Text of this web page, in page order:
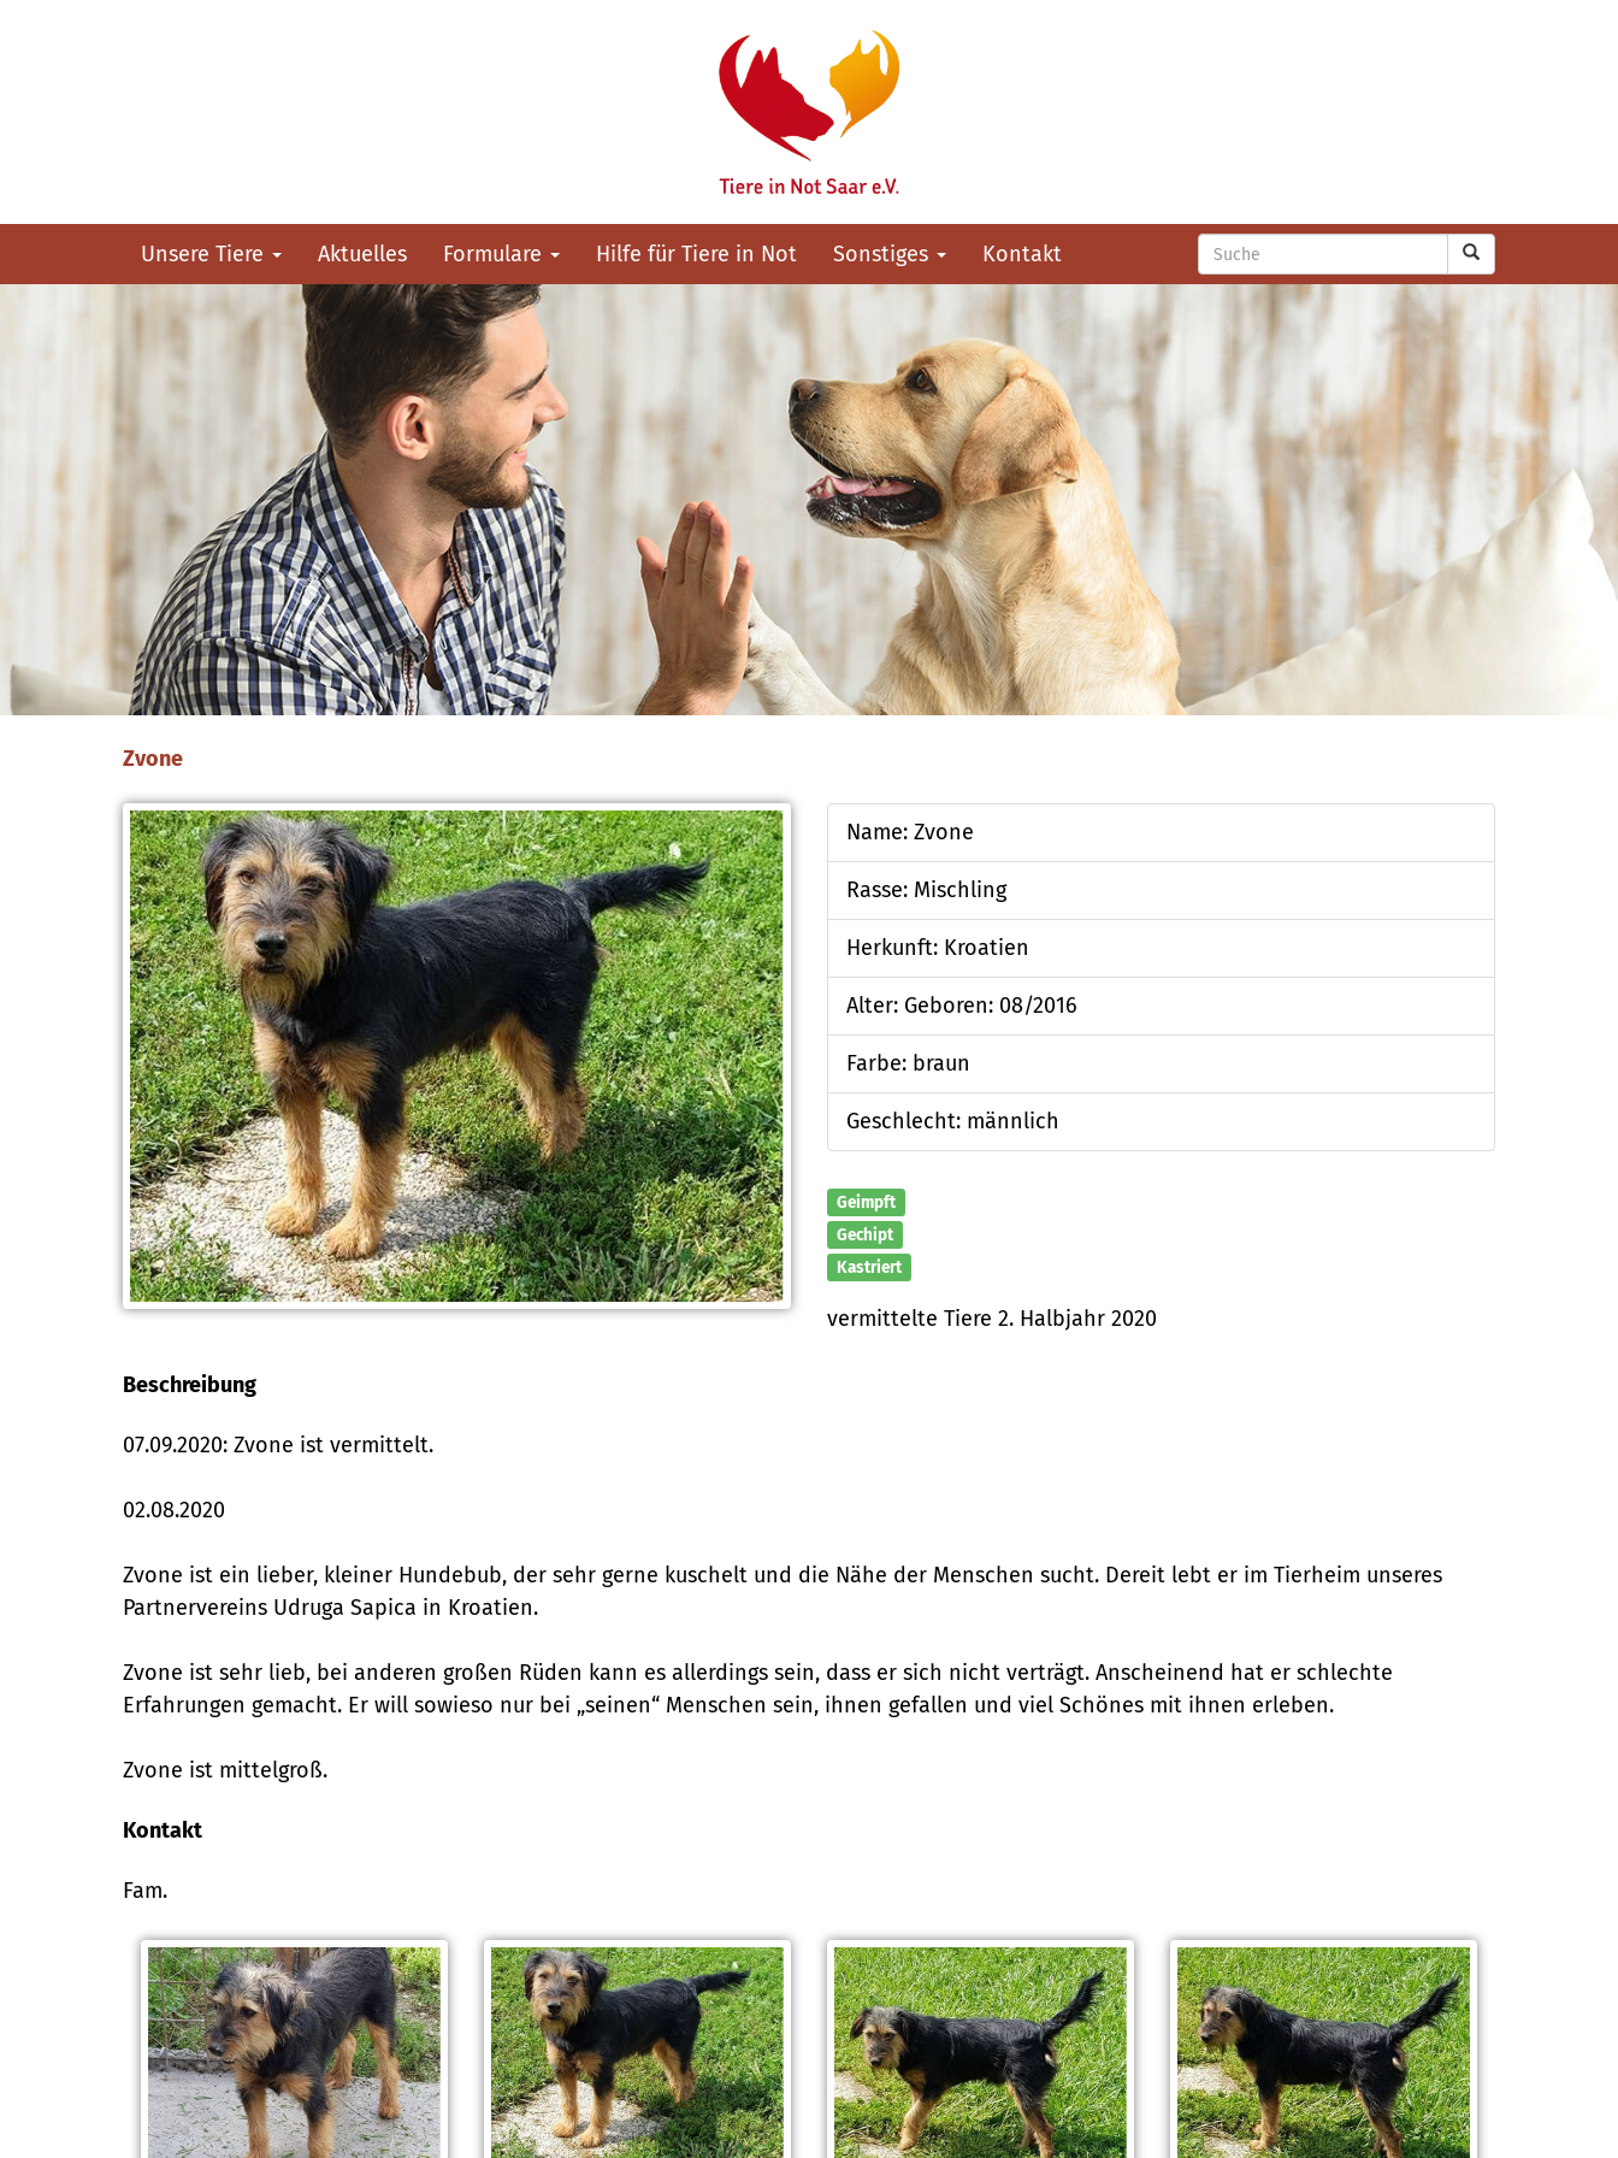
Unsere Tiere Aktuelles Formulare Hilfe für Tiere in Not Sonstiges Kontakt
Zvone
Name: Zvone
Rasse: Mischling
Herkunft: Kroatien
Alter: Geboren: 08/2016
Farbe: braun
Geschlecht: männlich
Geimpft
Gechipt
Kastriert
vermittelte Tiere 2. Halbjahr 2020
Beschreibung
07.09.2020: Zvone ist vermittelt.
02.08.2020
Zvone ist ein lieber, kleiner Hundebub, der sehr gerne kuschelt und die Nähe der Menschen sucht. Dereit lebt er im Tierheim unseres
Partnervereins Udruga Sapica in Kroatien.
Zvone ist sehr lieb, bei anderen großen Rüden kann es allerdings sein, dass er sich nicht verträgt. Anscheinend hat er schlechte
Erfahrungen gemacht. Er will sowieso nur bei „seinen“ Menschen sein, ihnen gefallen und viel Schönes mit ihnen erleben.
Zvone ist mittelgroß.
Kontakt
Fam.